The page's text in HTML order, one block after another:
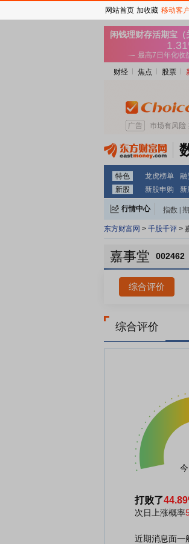
财经 焦点 股票
特色 龙虎榜单 融
新股
新股申购 新
行情中心 指数
东方财富网 > 千股千评 >
嘉事堂 002462
综合评价
综合评价
打败了
次日上涨概率
近期消息面一
网站首页 加收藏 移动客